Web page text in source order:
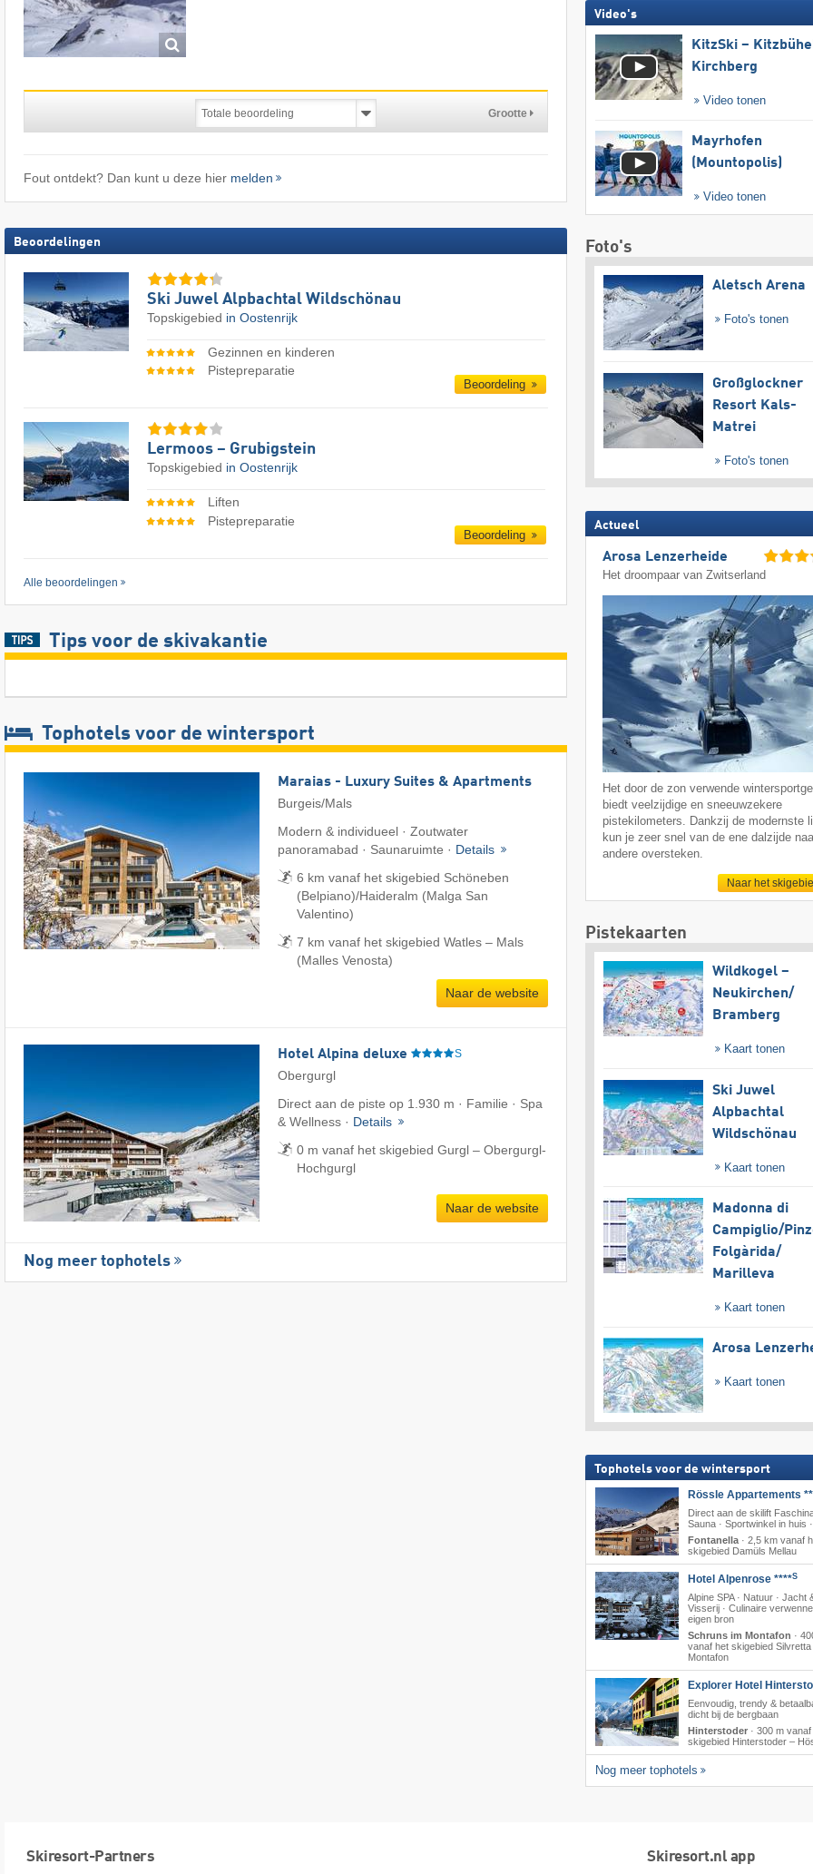
Grootte
Fout ontdekt? Dan kunt u deze hier melden
Beoordelingen
Ski Juwel Alpbachtal Wildschönau
Topskigebied in Oostenrijk
Gezinnen en kinderen
Pistepreparatie
Beoordeling
Lermoos – Grubigstein
Topskigebied in Oostenrijk
Liften
Pistepreparatie
Beoordeling
Alle beoordelingen
Tips voor de skivakantie
Tophotels voor de wintersport
Maraias - Luxury Suites & Apartments
Burgeis/Mals
Modern & individueel · Zoutwater
panoramabad · Saunaruimte · Details
6 km vanaf het skigebied Schöneben
(Belpiano)/​Haideralm (Malga San
Valentino)
7 km vanaf het skigebied Watles – Mals
(Malles Venosta)
Naar de website
Hotel Alpina deluxe S
Obergurgl
Direct aan de piste op 1.930 m · Familie · Spa
& Wellness · Details
0 m vanaf het skigebied Gurgl – Obergurgl-
Hochgurgl
Naar de website
Nog meer tophotels
Video's
KitzSki –
Kirchberg
Video tonen
Mayrhofen
(Mountopolis)
Video tonen
Foto's
Aletsch Arena
Foto's tonen
Großglockner
Resort Kals-
Matrei
Foto's tonen
Actueel
Arosa Lenzerheide
Het droompaar van Zwitserland
Het door de zon verwende
biedt veelzijdige en sneeuwzekere
pistekilometers. Dankzij de modernste
kun je zeer snel van de ene dalzijde
andere oversteken.
Naar het
Pistekaarten
Wildkogel –
Neukirchen/​
Bramberg
Kaart tonen
Ski Juwel
Alpbachtal
Wildschönau
Kaart tonen
Madonna di
Campiglio/​
Folgàrida/​
Marilleva
Kaart tonen
Arosa
Kaart tonen
Tophotels voor de wintersport
Rössle Appartements
Direct aan de skilift
Sauna · Sportwinkel in huis
Fontanella · 2,5 km vanaf
skigebied Damüls Mellau
Hotel Alpenrose ****S
Alpine SPA · Natuur · Jacht
Visserij · Culinaire
eigen bron
Schruns im Montafon ·
vanaf het skigebied Silvretta
Montafon
Explorer Hotel
Eenvoudig, trendy &
dicht bij de bergbaan
Hinterstoder· 300 m vanaf
skigebied Hinterstoder –
Nog meer tophotels
Skiresort-Partners Skiresort.nl app